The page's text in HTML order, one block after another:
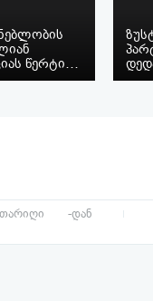
წერტი…
-დან